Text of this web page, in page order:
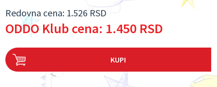
Redovna cena: 1.526 RSD
ODDO Klub cena: 1.450 RSD
KUPI